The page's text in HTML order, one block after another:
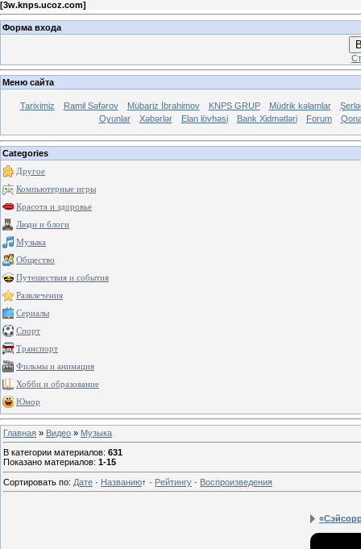
[3w.knps.ucoz.com]
Форма входа
Меню сайта
Tariximiz Ramil Səfərov Mübariz İbrahimov KNPS GRUP Müdrik kəlamlar
Oyunlar
Xəbərlər Elan lövhəsi Bank Xidmətləri Forum
Categories
Другое
Компьютерные игры
Красота и здоровье
Люди и блоги
Музыка
Общество
Путешествия и события
Развлечения
Сериалы
Спорт
Транспорт
Фильмы и анимация
Хобби и образование
Юмор
Главная » Видео » Музыка
В категории материалов: 631
Показано материалов: 1-15
Сортировать по: Дате · Названию↑ · Рейтингу · Воспроизведения